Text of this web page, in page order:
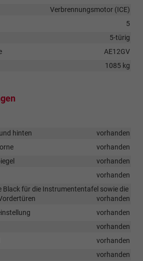
Verbrennungsmotor (ICE)
5
5-türig
AE12GV
1085 kg
hinten
vorhanden
vorhanden
vorhanden
vorhanden
Black für die Instrumententafel sowie die
vorhanden
vorhanden
vorhanden
vorhanden
vorhanden